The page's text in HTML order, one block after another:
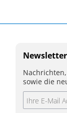
sowie die